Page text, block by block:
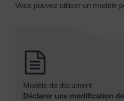
Vous pouvez utiliser un modèle
Modèle de document
Déclarer une modification